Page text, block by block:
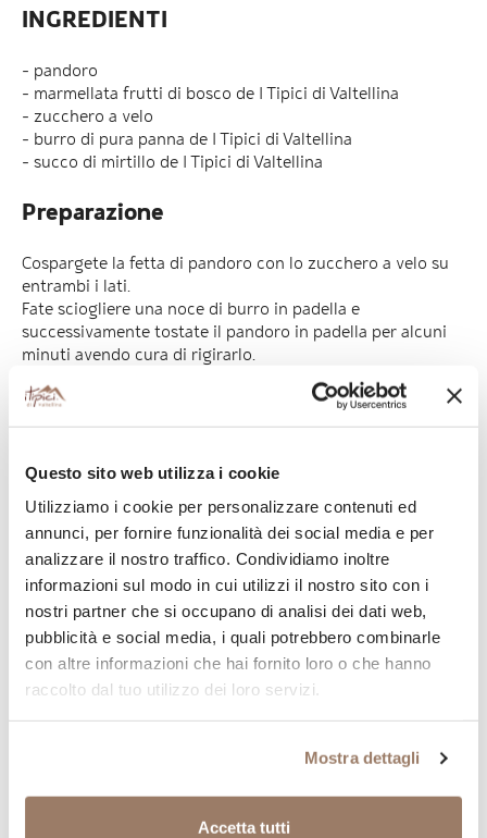
Questo sito web utilizza i cookie
Utilizziamo i cookie per personalizzare contenuti ed
annunci, per fornire funzionalità dei social media e per
analizzare il nostro traffico. Condividiamo inoltre
informazioni sul modo in cui utilizzi il nostro sito con i
nostri partner che si occupano di analisi dei dati web,
pubblicità e social media, i quali potrebbero combinarle
con altre informazioni che hai fornito loro o che hanno
raccolto dal tuo utilizzo dei loro servizi.
Mostra dettagli
Accetta tutti
INGREDIENTI
- pandoro
- marmellata frutti di bosco de I Tipici di Valtellina
- zucchero a velo
- burro di pura panna de I Tipici di Valtellina
- succo di mirtillo de I Tipici di Valtellina
Preparazione
Cospargete la fetta di pandoro con lo zucchero a velo su
entrambi i lati.
Fate sciogliere una noce di burro in padella e
successivamente tostate il pandoro in padella per alcuni
minuti avendo cura di rigirarlo.
Prendete la marmellata ai frutti di bosco de I Tipici di
Valtellina e spalmatela sul pandoro.
PICCOLI SUGGERIMENTI:
Per rendere questa merenda ancora più golosa, servite il
Condividi
Scopri altre ricette tipiche con gli stessi